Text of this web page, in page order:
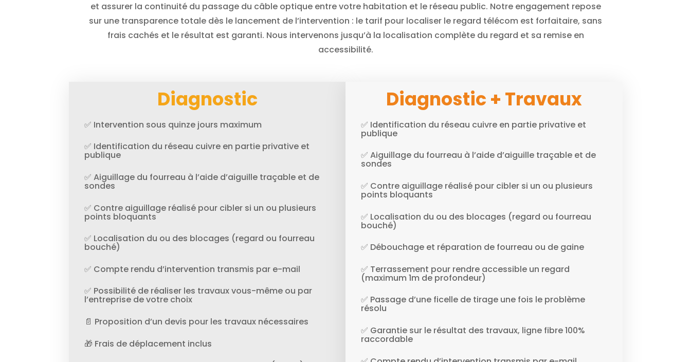
et assurer la continuité du passage du câble optique entre votre habitation et le réseau public. Notre engagement repose
sur une transparence totale dès le lancement de l’intervention : le tarif pour localiser le regard télécom est forfaitaire, sans
frais cachés et le résultat est garanti. Nous intervenons jusqu’à la localisation complète du regard et sa remise en
accessibilité.
Diagnostic
✅ Intervention sous quinze jours maximum
✅ Identification du réseau cuivre en partie privative et
publique
✅ Aiguillage du fourreau à l’aide d’aiguille traçable et de
sondes
✅ Contre aiguillage réalisé pour cibler si un ou plusieurs
points bloquants
✅ Localisation du ou des blocages (regard ou fourreau
bouché)
✅ Compte rendu d’intervention transmis par e-mail
✅ Possibilité de réaliser les travaux vous-même ou par
l’entreprise de votre choix
📄 Proposition d’un devis pour les travaux nécessaires
🎁 Frais de déplacement inclus
Diagnostic + Travaux
✅ Identification du réseau cuivre en partie privative et
publique
✅ Aiguillage du fourreau à l’aide d’aiguille traçable et de
sondes
✅ Contre aiguillage réalisé pour cibler si un ou plusieurs
points bloquants
✅ Localisation du ou des blocages (regard ou fourreau
bouché)
✅ Débouchage et réparation de fourreau ou de gaine
✅ Terrassement pour rendre accessible un regard
(maximum 1m de profondeur)
✅ Passage d’une ficelle de tirage une fois le problème
résolu
✅ Garantie sur le résultat des travaux, ligne fibre 100%
raccordable